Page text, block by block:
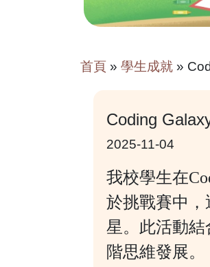
首頁 » 學生成就 »
Coding
2025-11-04
我校學生在
於挑戰賽中，
星。此活動
階思維發展。